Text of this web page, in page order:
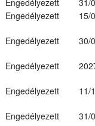
Engedélyezett
31/
Engedélyezett
15/
Engedélyezett 30/
Engedélyezett
Engedélyezett 11/
Engedélyezett
31/